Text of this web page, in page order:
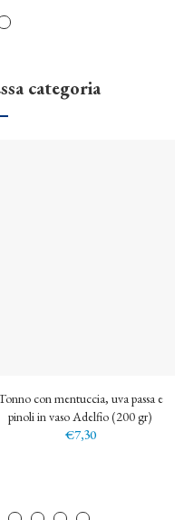
categoria
con mentuccia, uva passa e
pinoli in vaso Adelfio (200 gr)
€7,30